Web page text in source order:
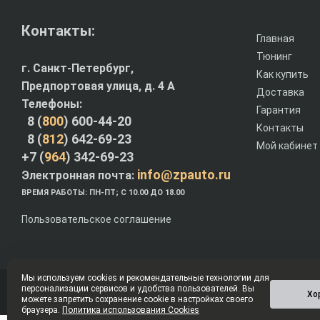
Главная
Тюнинг
Как купить
Доставка
Гарантия
Контакты
Мой кабинет
Контакты:
г. Санкт-Петербург,
Предпортовая улица, д. 4 A
Телефоны:
8 (800) 600-44-20
8 (812) 642-69-23
+7 (964) 342-69-23
Электронная почта: info@zpauto.ru
ВРЕМЯ РАБОТЫ: ПН-ПТ; С 10.00 ДО 18.00
Пользовательское соглашение
© Интернет-магазин ZPauto.ru 2012-2026
Мы используем cookies и рекомендательные технологии для
персонализации сервисов и удобства пользователей. Вы
можете запретить сохранение cookie в настройках своего
браузера. Политика использования Cookies